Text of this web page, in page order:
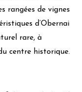
bio
rangées de vignes
d’Obernai
rare, à
centre historique.